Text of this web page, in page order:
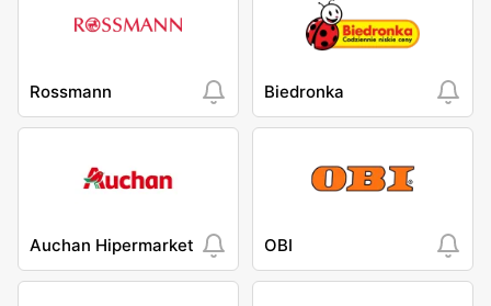
Rossmann Biedronka
Auchan Hipermarket OBI